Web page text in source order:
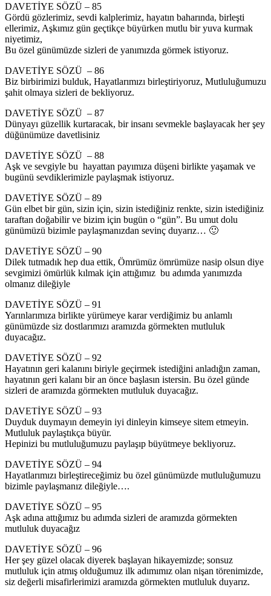
DAVETİYE SÖZÜ – 85
Gördü gözlerimiz, sevdi kalplerimiz, hayatın baharında, birleşti
ellerimiz, Aşkımız gün geçtikçe büyürken mutlu bir yuva kurmak
niyetimiz,
Bu özel günümüzde sizleri de yanımızda görmek istiyoruz.
DAVETİYE SÖZÜ – 86
Biz birbirimizi bulduk, Hayatlarımızı birleştiriyoruz, Mutluluğumuzu
şahit olmaya sizleri de bekliyoruz.
DAVETİYE SÖZÜ – 87
Dünyayı güzellik kurtaracak, bir insanı sevmekle başlayacak her şey
düğünümüze davetlisiniz
DAVETİYE SÖZÜ – 88
Aşk ve sevgiyle bu hayattan payımıza düşeni birlikte yaşamak ve
bugünü sevdiklerimizle paylaşmak istiyoruz.
DAVETİYE SÖZÜ – 89
Gün elbet bir gün, sizin için, sizin istediğiniz renkte, sizin istediğiniz
taraftan doğabilir ve bizim için bugün o “gün”. Bu umut dolu
günümüzü bizimle paylaşmanızdan sevinç duyarız… 🙂
DAVETİYE SÖZÜ – 90
Dilek tutmadık hep dua ettik, Ömrümüz ömrümüze nasip olsun diye
sevgimizi ömürlük kılmak için attığımız bu adımda yanımızda
olmanız dileğiyle
DAVETİYE SÖZÜ – 91
Yarınlarımıza birlikte yürümeye karar verdiğimiz bu anlamlı
günümüzde siz dostlarımızı aramızda görmekten mutluluk
duyacağız.
DAVETİYE SÖZÜ – 92
Hayatının geri kalanını biriyle geçirmek istediğini anladığın zaman,
hayatının geri kalanı bir an önce başlasın istersin. Bu özel günde
sizleri de aramızda görmekten mutluluk duyacağız.
DAVETİYE SÖZÜ – 93
Duyduk duymayın demeyin iyi dinleyin kimseye sitem etmeyin.
Mutluluk paylaştıkça büyür.
Hepinizi bu mutluluğumuzu paylaşıp büyütmeye bekliyoruz.
DAVETİYE SÖZÜ – 94
Hayatlarımızı birleştireceğimiz bu özel günümüzde mutluluğumuzu
bizimle paylaşmanız dileğiyle….
DAVETİYE SÖZÜ – 95
Aşk adına attığımız bu adımda sizleri de aramızda görmekten
mutluluk duyacağız
DAVETİYE SÖZÜ – 96
Her şey güzel olacak diyerek başlayan hikayemizde; sonsuz
mutluluk için atmış olduğumuz ilk adımımız olan nişan törenimizde,
siz değerli misafirlerimizi aramızda görmekten mutluluk duyarız.